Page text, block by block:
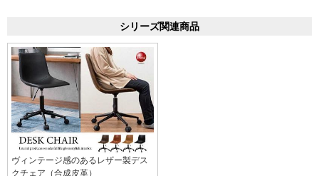
シリーズ関連商品
ヴィンテージ感のあるレザー製デス
クチェア（合成皮革）